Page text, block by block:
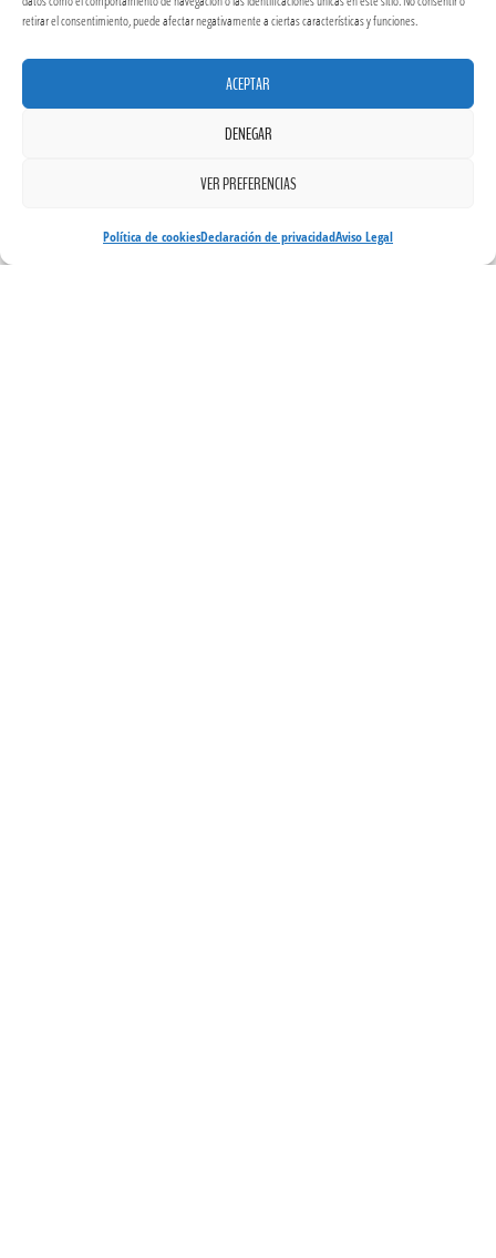
retirar el consentimiento, puede afectar negativamente a ciertas características y funciones.
ACEPTAR
DENEGAR
VER PREFERENCIAS
Política de cookiesDeclaración de privacidadAviso Legal